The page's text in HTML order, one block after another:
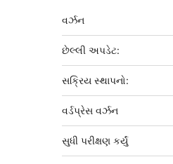
મેટા
વર્ઝન
છેલ્લી અપડેટ:
સક્રિય સ્થાપનો:
વર્ડપ્રેસ વર્ઝન
સુધી પરીક્ષણ કર્યું